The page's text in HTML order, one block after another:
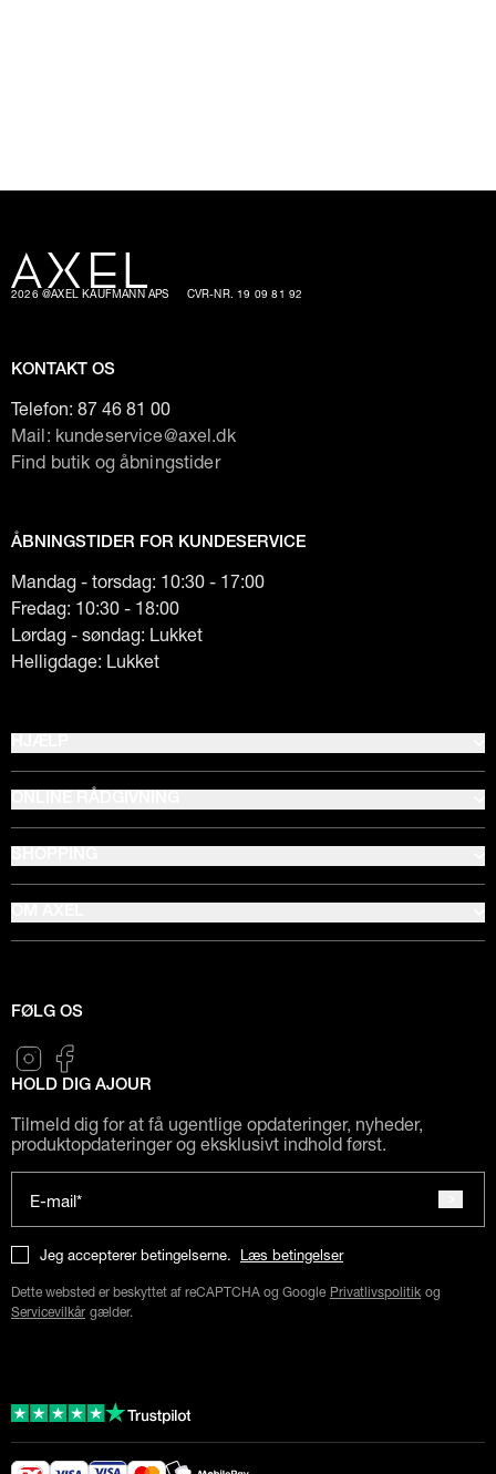
2026 @AXEL KAUFMANN APS CVR-NR. 19 09 81 92
KONTAKT OS
Telefon: 87 46 81 00
Mail: kundeservice@axel.dk
Find butik og åbningstider
ÅBNINGSTIDER FOR KUNDESERVICE
Mandag - torsdag: 10:30 - 17:00
Fredag: 10:30 - 18:00
Lørdag - søndag: Lukket
Helligdage: Lukket
FØLG OS
HOLD DIG AJOUR
Tilmeld dig for at få ugentlige opdateringer, nyheder,
produktopdateringer og eksklusivt indhold først.
E-mail*
Jeg accepterer betingelserne. Læs betingelser
Dette websted er beskyttet af reCAPTCHA og Google Privatlivspolitik og
Servicevilkår gælder.